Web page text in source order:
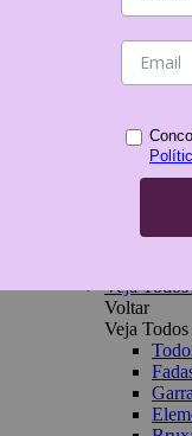
Acessórios
Altares
Canecas
Imagens /
Pêndulos
Veja
Voltar
Veja